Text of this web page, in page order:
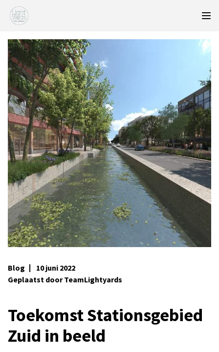
Blog
10 juni 2022
Geplaatst door TeamLightyards
Toekomst Stationsgebied
Zuid in beeld